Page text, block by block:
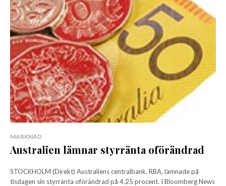
MARKNAD
Australien lämnar styrränta oförändrad
STOCKHOLM (Direkt) Australiens centralbank, RBA, lämnade på
tisdagen sin styrränta oförändrad på 4,25 procent. I Bloomberg News